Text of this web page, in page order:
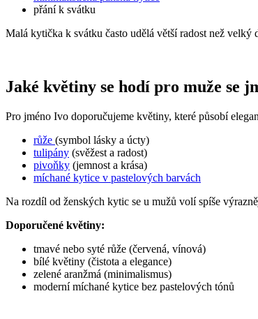
přání k svátku
Malá kytička k svátku často udělá větší radost než
Jaké květiny se hodí pro muže se
Pro jméno Ivo doporučujeme květiny, které působí
růže (symbol lásky a úcty)
tulipány (svěžest a radost)
pivoňky (jemnost a krása)
míchané kytice v pastelových barvách
Na rozdíl od ženských kytic se u mužů volí spíše
Doporučené květiny:
tmavé nebo syté růže (červená, vínová)
bílé květiny (čistota a elegance)
zelené aranžmá (minimalismus)
moderní míchané kytice bez pastelových tónů